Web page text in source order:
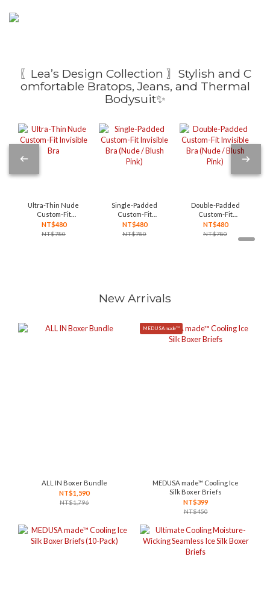
〖Lea’s Design Collection 〗Stylish and C
omfortable Bratops, Jeans, and Thermal
Bodysuit✨
Ultra-Thin Nude
Custom-Fit
Invisible Bra
NT$480
NT$780
Single-Padded
Custom-Fit
Invisible Bra
(Nude / Blush
NT$480
NT$780
Double-Padded
Custom-Fit
Invisible Bra
(Nude / Blush
NT$480
NT$780
New Arrivals
ALL IN Boxer Bundle
NT$1,590
NT$1,796
MEDUSA made™
MEDUSA made™ Cooling Ice
Silk Boxer Briefs
NT$399
NT$450